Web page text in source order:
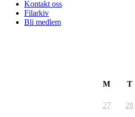
Kontakt oss
Filarkiv
Bli medlem
M T
27 28